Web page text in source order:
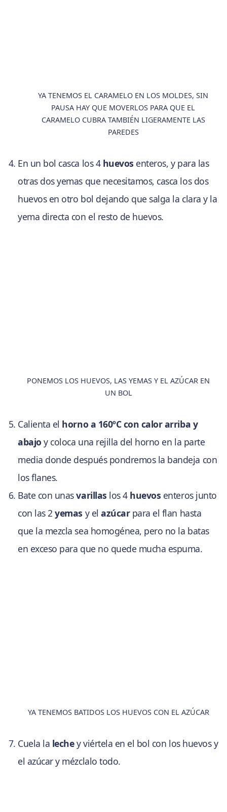
YA TENEMOS EL CARAMELO EN LOS MOLDES, SIN
PAUSA HAY QUE MOVERLOS PARA QUE EL
CARAMELO CUBRA TAMBIÉN LIGERAMENTE LAS
PAREDES
En un bol casca los 4 huevos enteros, y para las
otras dos yemas que necesitamos, casca los dos
huevos en otro bol dejando que salga la clara y la
yema directa con el resto de huevos.
PONEMOS LOS HUEVOS, LAS YEMAS Y EL AZÚCAR EN
UN BOL
Calienta el horno a 160ºC con calor arriba y
abajo y coloca una rejilla del horno en la parte
media donde después pondremos la bandeja con
los flanes.
Bate con unasvarillas los 4 huevos enteros junto
con las 2yemas y elazúcarpara el flan hasta
que la mezcla sea homogénea, pero no la batas
en exceso para que no quede mucha espuma.
YA TENEMOS BATIDOS LOS HUEVOS CON EL AZÚCAR
Cuela la lechey viértela en el bol con los huevos y
el azúcar y mézclalo todo.